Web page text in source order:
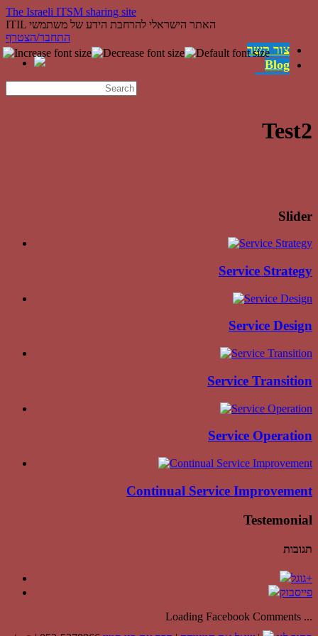
The Israeli ITSM sharing site
ITIL האתר הישראלי להרחבת הידע של משתמשי
צור קשר
Blog
קישורים
ההצלחות
התחבר/הצטרף
Test2
Slider
Service Strategy
Service Design
Service Transition
Service Operation
Continual Service Improvement
Testemonial
תגובות
גוגל+
פייסבוק
Loading Facebook Comments ...